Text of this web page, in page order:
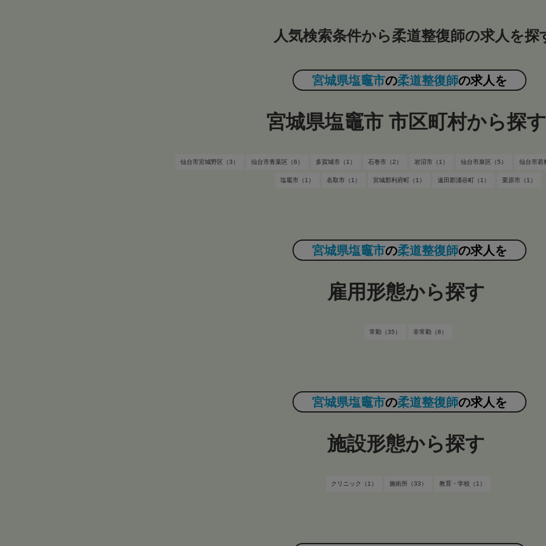
人気検索条件から柔道整復師の求人を探
宮城県塩竈市の柔道整復師の求人を
宮城県塩竈市 市区町村から探す
仙台市宮城野区（3） 仙台市青葉区（6） 多賀城市（1） 石巻市（2） 岩沼市（1） 仙台市泉区（5） 仙台市若
塩竈市（1） 名取市（1） 宮城郡利府町（1） 遠田郡涌谷町（1） 栗原市（1）
宮城県塩竈市の柔道整復師の求人を
雇用形態から探す
常勤（35） 非常勤（8）
宮城県塩竈市の柔道整復師の求人を
施設形態から探す
クリニック（1） 施術所（33） 教育・学校（1）